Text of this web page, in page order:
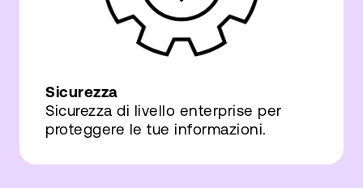
Sicurezza
Sicurezza di livello enterprise per
proteggere le tue informazioni.